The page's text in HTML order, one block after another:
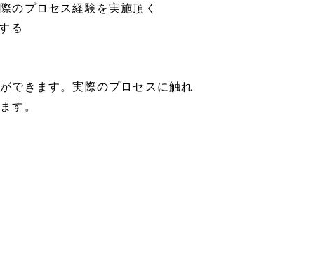
のプロセス経験を実施頂く
る
できます。実際のプロセスに触れ
す。